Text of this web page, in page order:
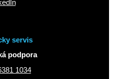
servis
podpora
1034